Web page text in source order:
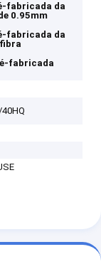
fabricada da
0.95mm
fabricada da
fabricada